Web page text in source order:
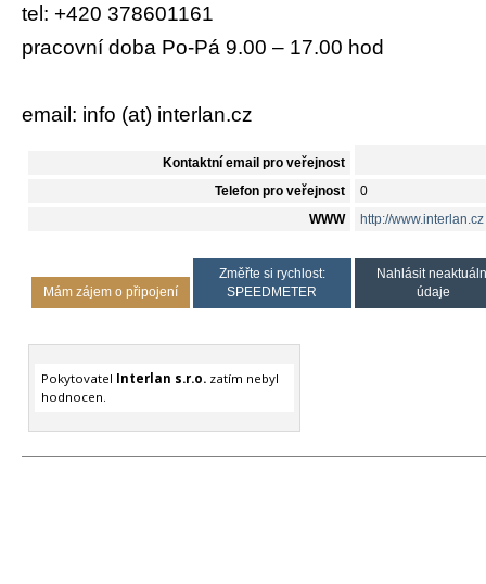
tel: +420 378601161
pracovní doba Po-Pá 9.00 – 17.00 hod
email: info (at) inter­lan.cz
Kontaktní email pro veřejnost
Telefon pro veřejnost 0
WWW http://www.interlan.cz
Mám zájem o připojení
Změřte si rychlost:
SPEEDMETER
Nahlásit
údaje
Pokytovatel Interlan s.r.o.zatím nebyl
hodnocen.